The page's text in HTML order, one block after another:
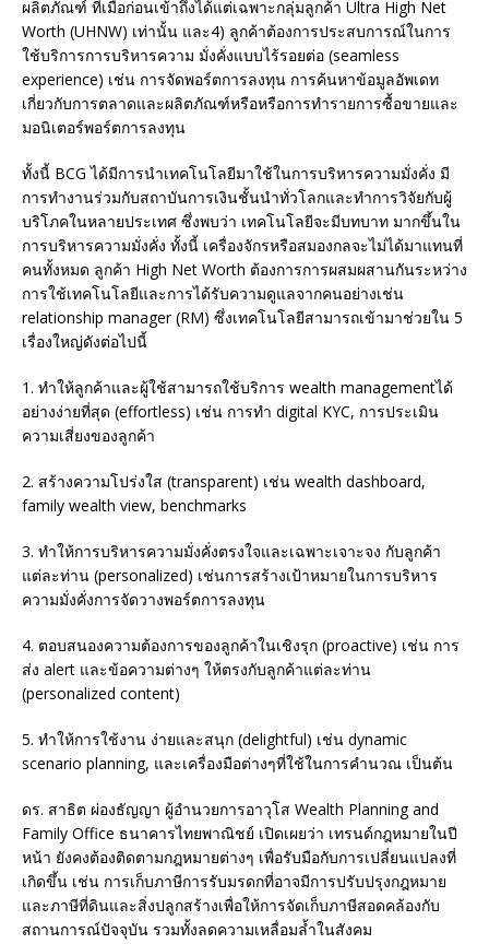
ผลิตภัณฑ์ ที่เมื่อก่อนเข้าถึงได้แต่เฉพาะกลุ่มลูกค้า Ultra High Net
Worth (UHNW) เท่านั้น และ4) ลูกค้าต้องการประสบการณ์ในการ
ใช้บริการการบริหารความ มั่งคั่งแบบไร้รอยต่อ (seamless
experience) เช่น การจัดพอร์ตการลงทุน การค้นหาข้อมูลอัพเดท
เกี่ยวกับการตลาดและผลิตภัณฑ์หรือหรือการทำรายการซื้อขายและ
มอนิเตอร์พอร์ตการลงทุน
ทั้งนี้ BCG ได้มีการนำเทคโนโลยีมาใช้ในการบริหารความมั่งคั่ง มี
การทำงานร่วมกับสถาบันการเงินชั้นนำทั่วโลกและทำการวิจัยกับผู้
บริโภคในหลายประเทศ ซึ่งพบว่า เทคโนโลยีจะมีบทบาท มากขึ้นใน
การบริหารความมั่งคั่ง ทั้งนี้ เครื่องจักรหรือสมองกลจะไม่ได้มาแทนที่
คนทั้งหมด ลูกค้า High Net Worth ต้องการการผสมผสานกันระหว่าง
การใช้เทคโนโลยีและการได้รับความดูแลจากคนอย่างเช่น
relationship manager (RM) ซึ่งเทคโนโลยีสามารถเข้ามาช่วยใน 5
เรื่องใหญ่ดังต่อไปนี้
1. ทำให้ลูกค้าและผู้ใช้สามารถใช้บริการ wealth managementได้
อย่างง่ายที่สุด (effortless) เช่น การทำ digital KYC, การประเมิน
ความเสี่ยงของลูกค้า
2. สร้างความโปร่งใส (transparent) เช่น wealth dashboard,
family wealth view, benchmarks
3. ทำให้การบริหารความมั่งคั่งตรงใจและเฉพาะเจาะจง กับลูกค้า
แต่ละท่าน (personalized) เช่นการสร้างเป้าหมายในการบริหาร
ความมั่งคั่งการจัดวางพอร์ตการลงทุน
4. ตอบสนองความต้องการของลูกค้าในเชิงรุก (proactive) เช่น การ
ส่ง alert และข้อความต่างๆ ให้ตรงกับลูกค้าแต่ละท่าน
(personalized content)
5. ทำให้การใช้งาน ง่ายและสนุก (delightful) เช่น dynamic
scenario planning, และเครื่องมือต่างๆที่ใช้ในการคำนวณ เป็นต้น
ดร. สาธิต ผ่องธัญญา ผู้อำนวยการอาวุโส Wealth Planning and
Family Office ธนาคารไทยพาณิชย์ เปิดเผยว่า เทรนด์กฎหมายในปี
หน้า ยังคงต้องติดตามกฎหมายต่างๆ เพื่อรับมือกับการเปลี่ยนแปลงที่
เกิดขึ้น เช่น การเก็บภาษีการรับมรดกที่อาจมีการปรับปรุงกฎหมาย
และภาษีที่ดินและสิ่งปลูกสร้างเพื่อให้การจัดเก็บภาษีสอดคล้องกับ
สถานการณ์ปัจจุบัน รวมทั้งลดความเหลื่อมล้ำในสังคม